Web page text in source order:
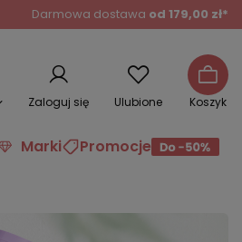
Darmowa dostawa od 179,00 zł*
Zaloguj się Ulubione Koszyk
Marki Promocje